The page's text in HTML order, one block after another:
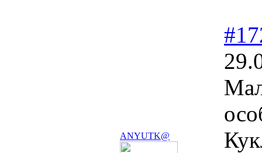
ANYUTK@